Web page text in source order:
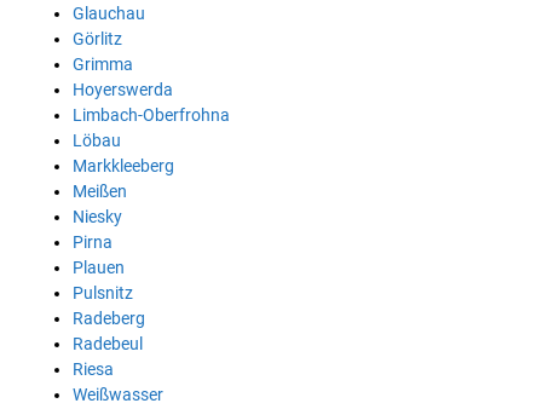
Glauchau
Görlitz
Grimma
Hoyerswerda
Limbach-Oberfrohna
Löbau
Markkleeberg
Meißen
Niesky
Pirna
Plauen
Pulsnitz
Radeberg
Radebeul
Riesa
Weißwasser